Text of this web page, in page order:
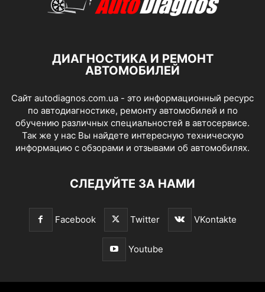
ДИАГНОСТИКА И РЕМОНТ
АВТОМОБИЛЕЙ
Сайт autodiagnos.com.ua - это информационный ресурс
по автодиагностике, ремонту автомобилей и по
обучению различных специальностей в автосервисе.
Так же у нас Вы найдете интересную техническую
информацию с обзорами и отзывами об автомобилях.
СЛЕДУЙТЕ ЗА НАМИ
Facebook Twitter VKontakte
Youtube